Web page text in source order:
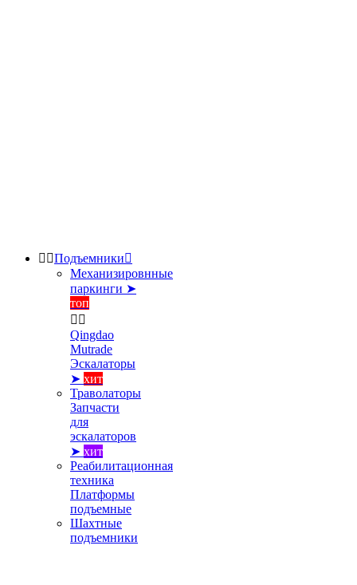
 Подъемники
Механизировнные
паркинги ➤
топ
 
Qingdao
Mutrade
Эскалаторы
➤ хит
Траволаторы
Запчасти
для
эскалаторов
➤ хит
Реабилитационная
техника
Платформы
подъемные
Шахтные
подъемники